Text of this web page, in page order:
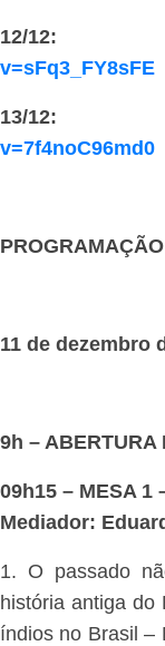
12/
v=sFq3_FY8sFE
13/
v=7f4noC96md0
11 de dezembro
9h – ABERTURA
09h15 – MESA 1
Mediador:
1. O passado
história antiga do
índios no Brasil –